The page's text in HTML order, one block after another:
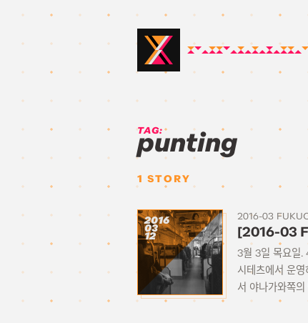
TAG:
punting
1 STORY
2016
03
12
2016-03
[2016-03
3월 3일 목요일.
시테츠에서 운
서 야나가와쪽